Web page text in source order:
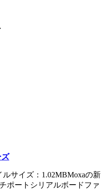
ズ
サイズ：1.02MBMoxaの新
ポートシリアルボードファ